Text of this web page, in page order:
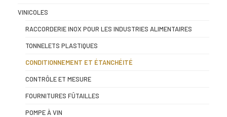
VINICOLES
RACCORDERIE INOX POUR LES INDUSTRIES ALIMENTAIRES
TONNELETS PLASTIQUES
CONDITIONNEMENT ET ÉTANCHÉITÉ
CONTRÔLE ET MESURE
FOURNITURES FÛTAILLES
POMPE À VIN